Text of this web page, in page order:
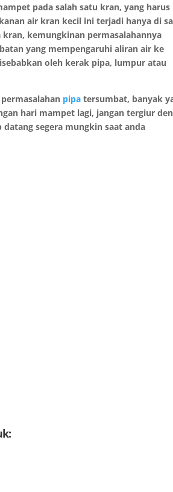
pada salah satu kran, yang harus
air kran kecil ini terjadi hanya di
kemungkinan permasalahannya
yang mempengaruhi aliran air ke
oleh kerak pipa, lumpur atau
pipa tersumbat, banyak
hari mampet lagi, jangan tergiur
segera mungkin saat anda